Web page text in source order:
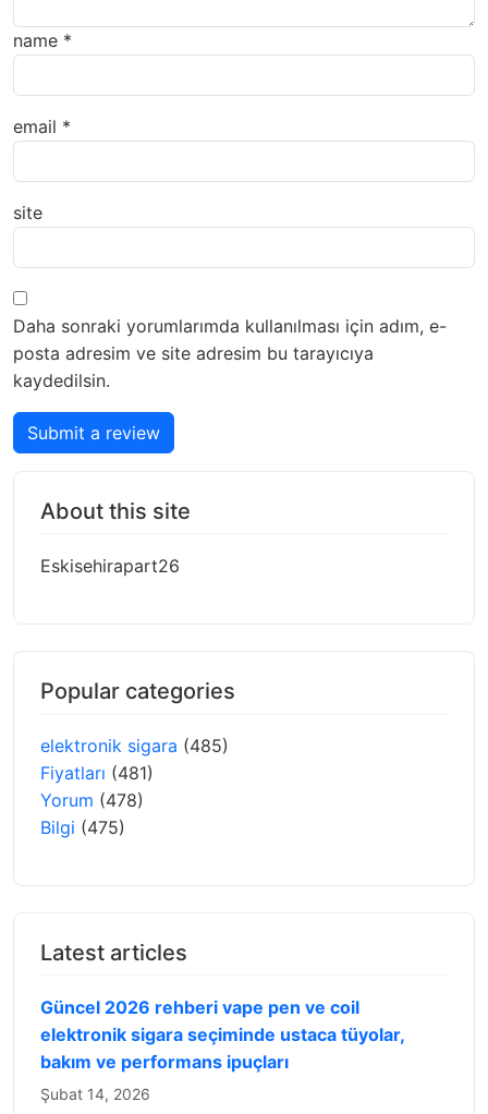
name *
email *
site
Daha sonraki yorumlarımda kullanılması için adım, e-
posta adresim ve site adresim bu tarayıcıya
kaydedilsin.
Submit a review
About this site
Eskisehirapart26
Popular categories
elektronik sigara (485)
Fiyatları (481)
Yorum (478)
Bilgi (475)
Latest articles
Güncel 2026 rehberi vape pen ve coil
elektronik sigara seçiminde ustaca tüyolar,
bakım ve performans ipuçları
Şubat 14, 2026